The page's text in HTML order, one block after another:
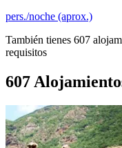
pers./noche (aprox.)
También tienes 607
requisitos
607